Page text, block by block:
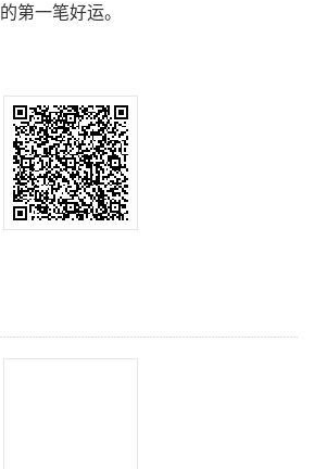
第一笔好运。